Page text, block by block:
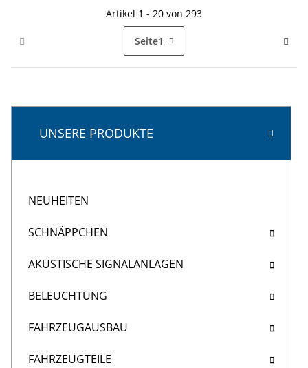
Artikel 1 - 20 von 293
Seite1
UNSERE PRODUKTE
NEUHEITEN
SCHNÄPPCHEN
AKUSTISCHE SIGNALANLAGEN
BELEUCHTUNG
FAHRZEUGAUSBAU
FAHRZEUGTEILE